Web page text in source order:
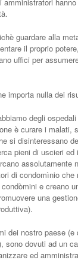
guardare alla
il proprio
uffici per
importa nulla dei
degli
è curare i malati,
si disinteressano
pieni di uscieri ed
assolutamente
di condomìnio che
e creano
una
dei nostro paese (e
sono dovuti ad un
ed